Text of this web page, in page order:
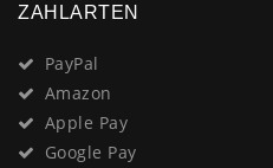
ZAHLARTEN
PayPal
Amazon
Apple Pay
Google Pay